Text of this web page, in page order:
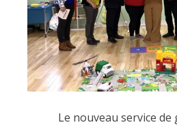
Le nouveau service